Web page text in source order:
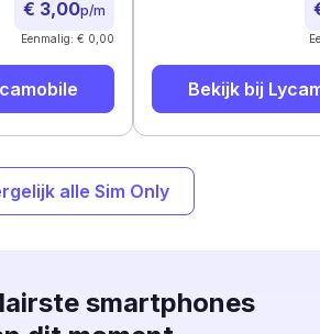
€ 3,00p/m
Eenmalig: € 0,00
Bekijk bij
alle Sim Only
smartphones